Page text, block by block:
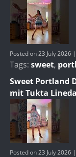
Posted on 23 July 2026
Tags: sweet,
Sweet Portland
mit Tukta
Posted on 23 July 2026